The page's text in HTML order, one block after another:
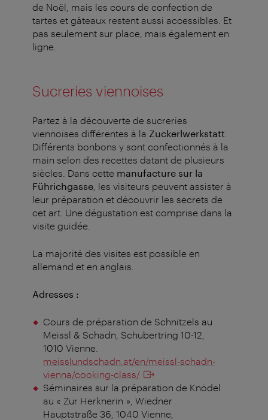
de Noël, mais les cours de confection de
tartes et gâteaux restent aussi accessibles. Et
pas seulement sur place, mais également en
ligne.
Sucreries viennoises
Partez à la découverte de sucreries
viennoises différentes à la Zuckerlwerkstatt
Différents bonbons y sont confectionnés à la
main selon des recettes datant de plusieurs
siècles. Dans cette manufacture sur la
Führichgasse , les visiteurs peuvent assister à
leur préparation et découvrir les secrets de
cet art. Une dégustation est comprise dans la
visite guidée.
La majorité des visites est possible en
allemand et en anglais.
Adresses :
Cours de préparation de Schnitzels au
Meissl & Schadn, Schubertring 10-12,
1010 Vienne.
meisslundschadn.at/en/meissl-schadn-
vienna/cooking-class/
Séminaires sur la préparation de Knödel
au « Zur Herknerin », Wiedner
Hauptstraße 36, 1040 Vienne,